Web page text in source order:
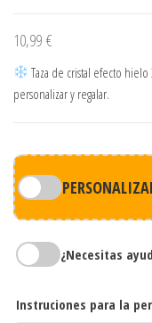
10,99 €
Taza de cristal efecto
personalizar y regalar.
¿Necesitas
Instruciones para la